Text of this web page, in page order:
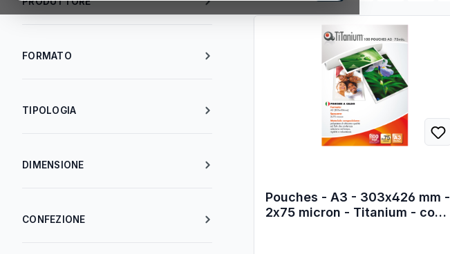
FORMATO
TIPOLOGIA
DIMENSIONE
CONFEZIONE
Pouches - A3 - 303x426 mm -
2x75 micron - Titanium - conf.